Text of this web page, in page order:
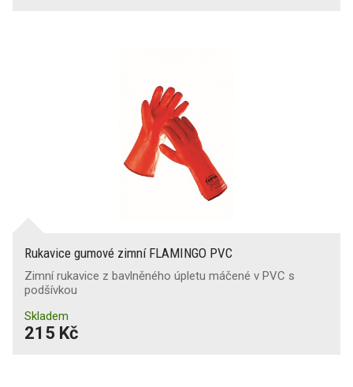
Rukavice gumové zimní FLAMINGO PVC
Zimní rukavice z bavlněného úpletu máčené v PVC s
podšívkou
Skladem
215 Kč